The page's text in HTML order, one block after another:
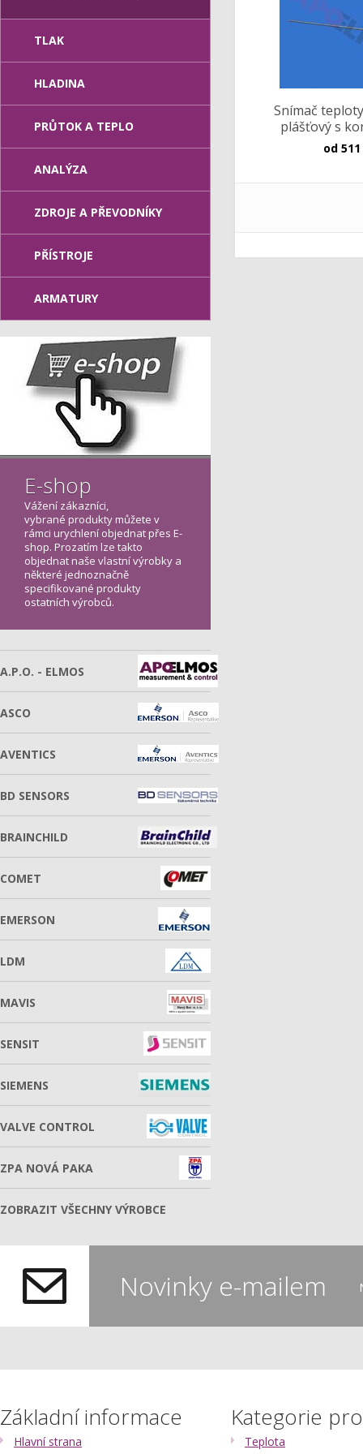
Snímač
plášťový s
od 511
TLAK
HLADINA
PRŮTOK A TEPLO
ANALÝZA
ZDROJE A PŘEVODNÍKY
PŘÍSTROJE
ARMATURY
E-shop
Vážení zákazníci,
vybrané produkty můžete v
rámci urychlení objednat přes E-
shop. Prozatím lze takto
objednat naše vlastní výrobky a
některé jednoznačně
specifikované produkty
ostatních výrobců.
A.P.O. - ELMOS
ASCO
AVENTICS
BD SENSORS
BRAINCHILD
COMET
EMERSON
LDM
MAVIS
SENSIT
SIEMENS
VALVE CONTROL
ZPA NOVÁ PAKA
ZOBRAZIT VŠECHNY VÝROBCE
Novinky e-mailem
Základní informace
Hlavní strana
Kategorie
Teplota